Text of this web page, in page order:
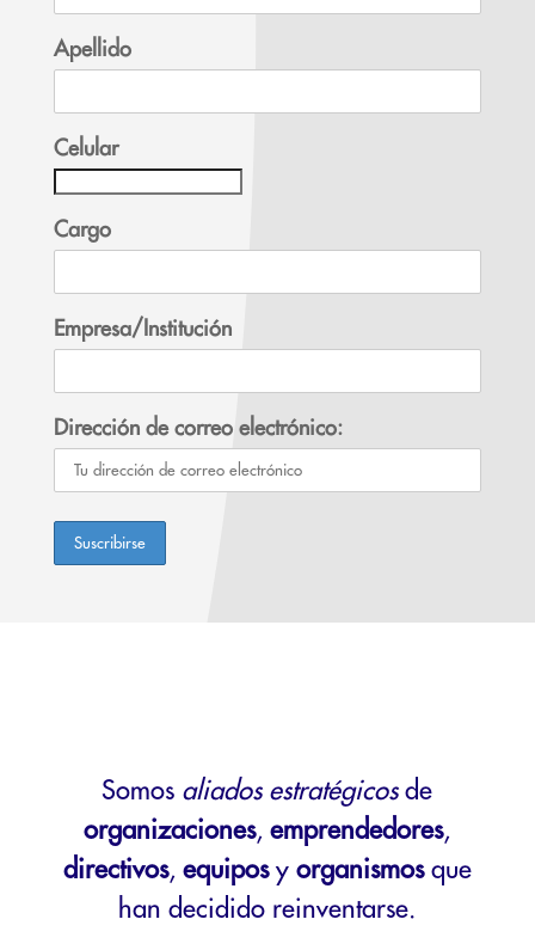
Apellido
Celular
Cargo
Empresa/Institución
Dirección de correo electrónico:
Somos aliados estratégicosde
organizaciones,emprendedores,
directivos, equiposy organismosque
han decidido reinventarse.